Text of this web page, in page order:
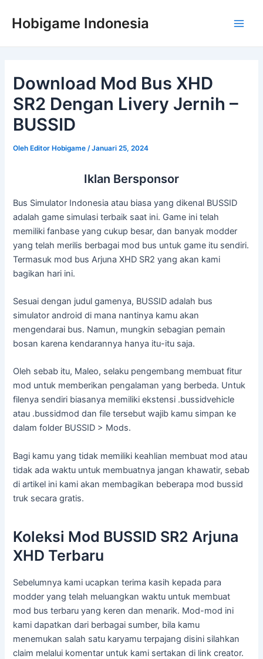
Hobigame Indonesia
Download Mod Bus XHD
SR2 Dengan Livery Jernih –
BUSSID
OlehEditor Hobigame /Januari 25, 2024
Iklan Bersponsor
Bus Simulator Indonesia atau biasa yang dikenal BUSSID
adalah game simulasi terbaik saat ini. Game ini telah
memiliki fanbase yang cukup besar, dan banyak modder
yang telah merilis berbagai mod bus untuk game itu sendiri.
Termasuk mod bus Arjuna XHD SR2 yang akan kami
bagikan hari ini.
Sesuai dengan judul gamenya, BUSSID adalah bus
simulator android di mana nantinya kamu akan
mengendarai bus. Namun, mungkin sebagian pemain
bosan karena kendarannya hanya itu-itu saja.
Oleh sebab itu, Maleo, selaku pengembang membuat fitur
mod untuk memberikan pengalaman yang berbeda. Untuk
filenya sendiri biasanya memiliki ekstensi .bussidvehicle
atau .bussidmod dan file tersebut wajib kamu simpan ke
dalam folder BUSSID > Mods.
Bagi kamu yang tidak memiliki keahlian membuat mod atau
tidak ada waktu untuk membuatnya jangan khawatir, sebab
di artikel ini kami akan membagikan beberapa mod bussid
truk secara gratis.
Koleksi Mod BUSSID SR2 Arjuna
XHD Terbaru
Sebelumnya kami ucapkan terima kasih kepada para
modder yang telah meluangkan waktu untuk membuat
mod bus terbaru yang keren dan menarik. Mod-mod ini
kami dapatkan dari berbagai sumber, bila kamu
menemukan salah satu karyamu terpajang disini silahkan
claim melalui komentar untuk kami sertakan di link creator.
navigation